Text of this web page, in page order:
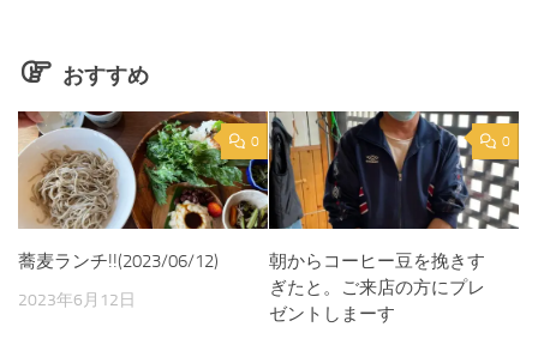
おすすめ
0
蕎麦ランチ!!(2023/06/12)
2023年6月12日
0
朝からコーヒー豆を挽きす
ぎたと。ご来店の方にプレ
ゼントしまーす